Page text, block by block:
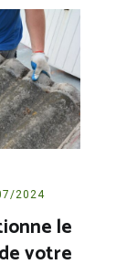
2024
le
votre